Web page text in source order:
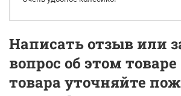
Написать отзыв или
вопрос об этом
товара уточняйте